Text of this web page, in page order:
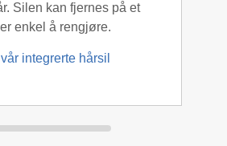
Silen kan fjernes på et
enkel å rengjøre.
integrerte hårsil